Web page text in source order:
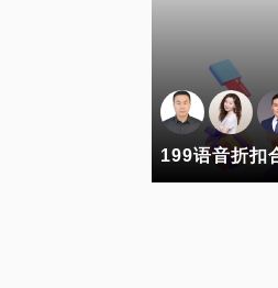
199语音折扣